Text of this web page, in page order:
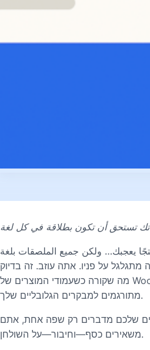
يعجبك… ولكن جميع الملصقات بلغة
על פניו. אתה עוזב. זה בדיוק
מה שקורה כשעמודי המוצרים של WooCommerce שלך לא
מתורגמים למבקרים הגלובליים שלך.
שלכם מדברים רק שפה אחת, אתם
משאירים כסף—וחיבור—על השולחן.